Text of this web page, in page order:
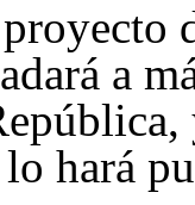
a
hará